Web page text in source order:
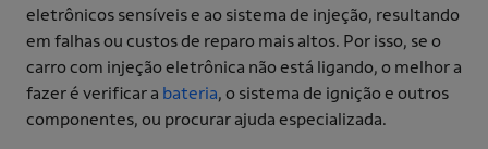
eletrônicos sensíveis e ao sistema de injeção, resultando
em falhas ou custos de reparo mais altos. Por isso, se o
carro com injeção eletrônica não está ligando, o melhor a
fazer é verificar a bateria, o sistema de ignição e outros
componentes, ou procurar ajuda especializada.